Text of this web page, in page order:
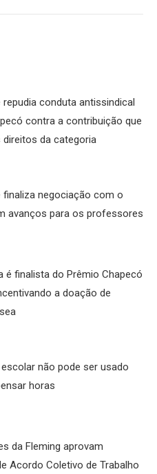
repudia conduta antissindical
contra a contribuição que
direitos da categoria
finaliza negociação com o
avanços para os professores
é finalista do Prêmio Chapecó
a doação de
não pode ser usado
horas
da Fleming aprovam
Acordo Coletivo de Trabalho